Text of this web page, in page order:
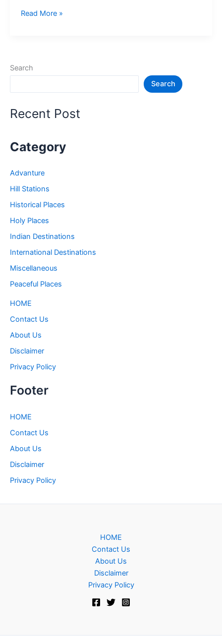
10+
जगह
Places
Read More »
Search
Search
Recent Post
Category
Advanture
Hill Stations
Historical Places
Holy Places
Indian Destinations
International Destinations
Miscellaneous
Peaceful Places
HOME
Contact Us
About Us
Disclaimer
Privacy Policy
Footer
HOME
Contact Us
About Us
Disclaimer
Privacy Policy
HOME
Contact Us
About Us
Disclaimer
Privacy Policy